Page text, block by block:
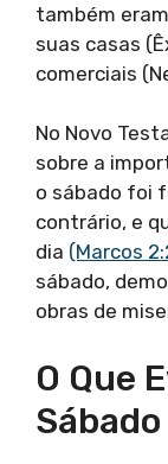
também
suas casas
comerciais
No Novo
sobre a
o sábado foi
contrário, e
dia (Marcos
sábado,
obras de
O Que